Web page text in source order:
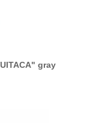
gray